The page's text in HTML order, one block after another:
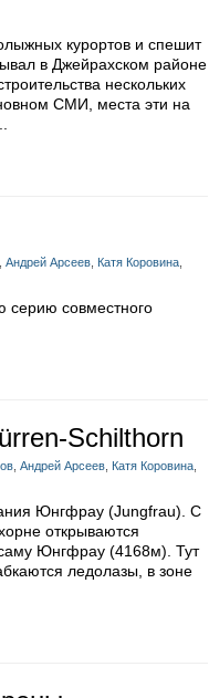
курортов и спешит
в Джейрахском районе
нескольких
СМИ, места эти на
Андрей Арсеев Катя Коровина
серию совместного
Schilthorn
Андрей Арсеев Катя Коровина
Юнгфрау (Jungfrau). С
открываются
Юнгфрау (4168м). Тут
ледолазы, в зоне